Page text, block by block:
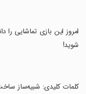
‏امروز این بازی تماشایی را
شوید!
‏کلمات کلیدی: شبیه‌ساز